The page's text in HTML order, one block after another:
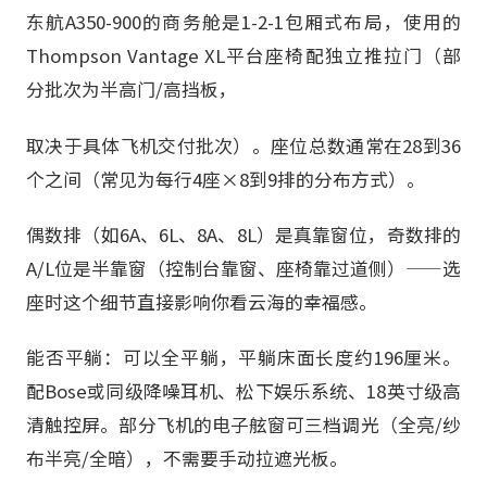
东航A350-900的商务舱是1-2-1包厢式布局，使用的
Thompson Vantage XL平台座椅配独立推拉门（部
分批次为半高门/高挡板，
取决于具体飞机交付批次）。座位总数通常在28到36
个之间（常见为每行4座×8到9排的分布方式）。
偶数排（如6A、6L、8A、8L）是真靠窗位，奇数排的
A/L位是半靠窗（控制台靠窗、座椅靠过道侧）——选
座时这个细节直接影响你看云海的幸福感。
能否平躺：可以全平躺，平躺床面长度约196厘米。
配Bose或同级降噪耳机、松下娱乐系统、18英寸级高
清触控屏。部分飞机的电子舷窗可三档调光（全亮/纱
布半亮/全暗），不需要手动拉遮光板。